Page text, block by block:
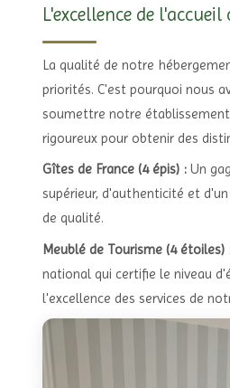
L'excellence de l'accueil
La qualité de notre
priorités. C'est pourquoi nous
soumettre notre
rigoureux pour obtenir des
Gîtes de France (4 épis) : Un
supérieur, d'authenticité et
de qualité.
Meublé de Tourisme (4 étoiles)
national qui certifie le niveau
l'excellence des services de